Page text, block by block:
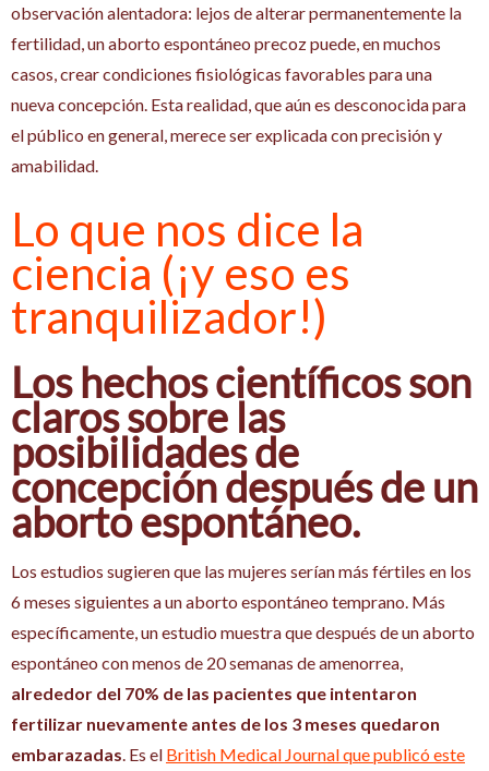
observación alentadora: lejos de alterar permanentemente la
fertilidad, un aborto espontáneo precoz puede, en muchos
casos, crear condiciones fisiológicas favorables para una
nueva concepción. Esta realidad, que aún es desconocida para
el público en general, merece ser explicada con precisión y
amabilidad.
Lo que nos dice la
ciencia (¡y eso es
tranquilizador!)
Los hechos científicos son
claros sobre las
posibilidades de
concepción después de un
aborto espontáneo.
Los estudios sugieren que las mujeres serían más fértiles en los
6 meses siguientes a un aborto espontáneo temprano. Más
específicamente, un estudio muestra que después de un aborto
espontáneo con menos de 20 semanas de amenorrea,
alrededor del 70% de las pacientes que intentaron
fertilizar nuevamente antes de los 3 meses quedaron
embarazadas . Es el British Medical Journal que publicó este